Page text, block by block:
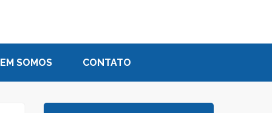
SOMOS CONTATO